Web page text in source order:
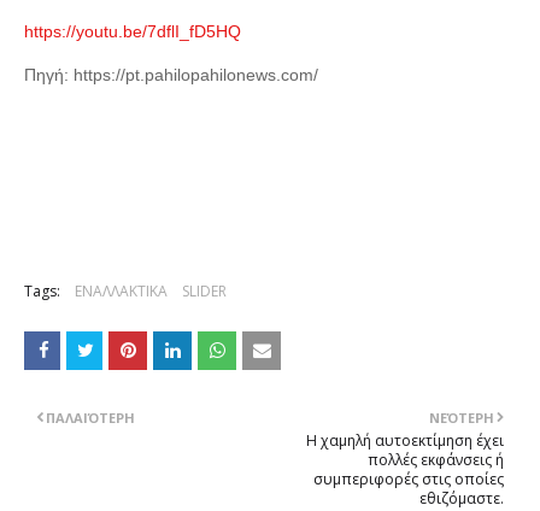
https://youtu.be/7dflI_fD5HQ
Πηγή: https://pt.pahilopahilonews.com/
Tags: ΕΝΑΛΛΑΚΤΙΚΑ SLIDER
ΝΕΌΤΕΡΗ
Η χαμηλή αυτοεκτίμηση έχει
πολλές εκφάνσεις ή
συμπεριφορές στις οποίες
εθιζόμαστε.
ΠΑΛΑΙΌΤΕΡΗ